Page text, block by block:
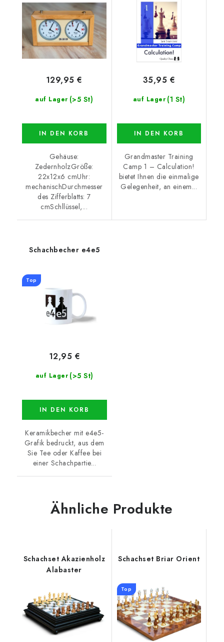
auf Lager (>5 St)
129,95 €
IN DEN KORB
Gehäuse:
ZedernholzGröße:
22x12x6 cmUhr:
mechanischDurchmesser
des Zifferblatts: 7
cmSchllüssel,...
auf Lager (1 St)
35,95 €
IN DEN KORB
Grandmaster Training
Camp 1 – Calculation!
bietet Ihnen die einmalige
Gelegenheit, an einem...
Schachbecher e4e5
Top
auf Lager (>5 St)
12,95 €
IN DEN KORB
Keramikbecher mit e4e5-
Grafik bedruckt, aus dem
Sie Tee oder Kaffee bei
einer Schachpartie...
Ähnliche Produkte
Schachset Akazienholz
Alabaster
Schachset Briar Orient
Top